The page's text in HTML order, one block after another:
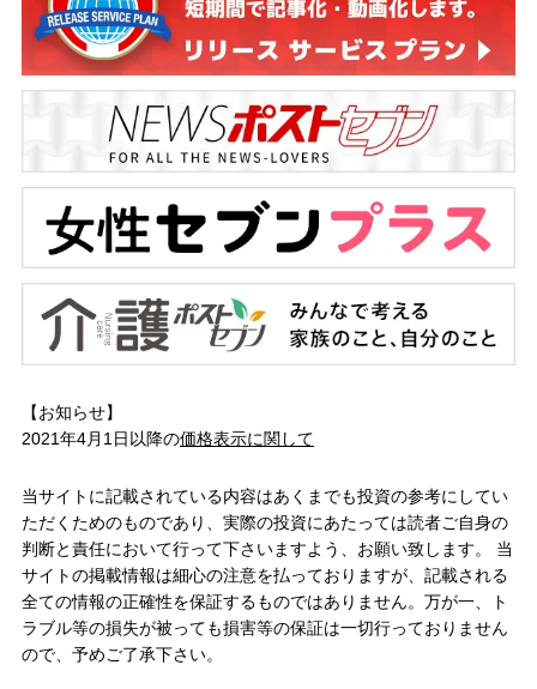
【お知らせ】
2021年4月1日以降の価格表示に関して
当サイトに記載されている内容はあくまでも投資の参考にしてい
ただくためのものであり、実際の投資にあたっては読者ご自身の
判断と責任において行って下さいますよう、お願い致します。 当
サイトの掲載情報は細心の注意を払っておりますが、記載される
全ての情報の正確性を保証するものではありません。万が一、ト
ラブル等の損失が被っても損害等の保証は一切行っておりません
ので、予めご了承下さい。